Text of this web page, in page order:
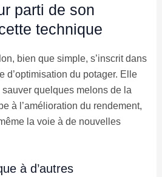
parti de son
technique
bien que simple, s’inscrit dans
d’optimisation du potager. Elle
quelques melons de la
à l’amélioration du rendement,
la voie à de nouvelles
à d’autres